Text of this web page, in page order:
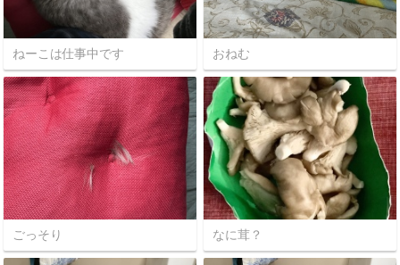
ねーこは仕事中です おねむ
ごっそり なに茸？